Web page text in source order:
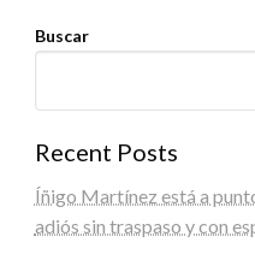
Buscar
Recent Posts
Íñigo Martínez está a
adiós sin traspaso y con